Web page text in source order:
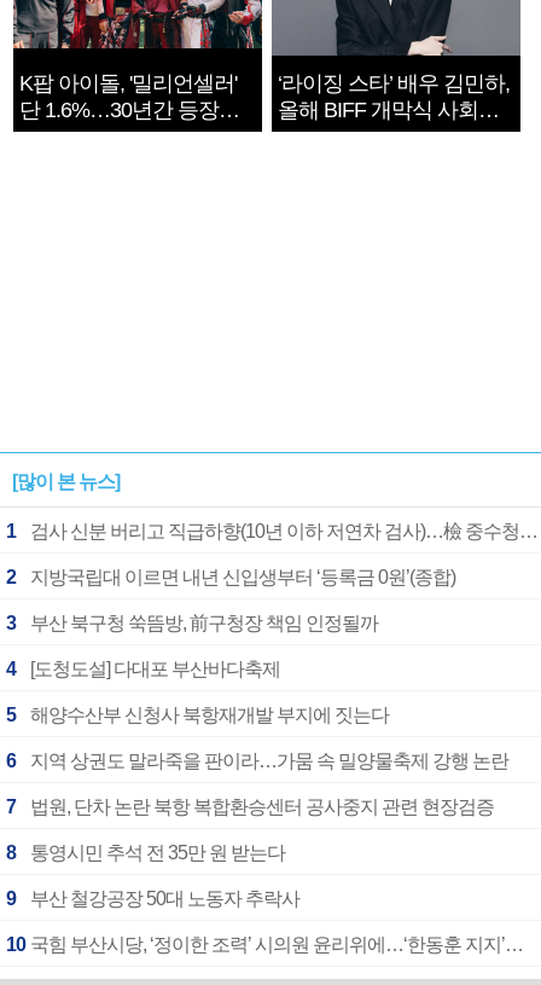
K팝 아이돌, '밀리언셀러'
단 1.6%…30년간 등장
1182개팀 전수조사
‘라이징 스타’ 배우 김민하,
올해 BIFF 개막식 사회자
확정
[많이 본 뉴스]
1 검사 신분 버리고 직급하향(10년 이하 저연차 검사)…檢 중수청행 기피
2 지방국립대 이르면 내년 신입생부터 ‘등록금 0원’(종합)
3 부산 북구청 쑥뜸방, 前구청장 책임 인정될까
4 [도청도설] 다대포 부산바다축제
5 해양수산부 신청사 북항재개발 부지에 짓는다
6 지역 상권도 말라죽을 판이라…가뭄 속 밀양물축제 강행 논란
7 법원, 단차 논란 북항 복합환승센터 공사중지 관련 현장검증
8 통영시민 추석 전 35만 원 받는다
9 부산 철강공장 50대 노동자 추락사
10 국힘 부산시당, ‘정이한 조력’ 시의원 윤리위에…‘한동훈 지지’도 신고접수